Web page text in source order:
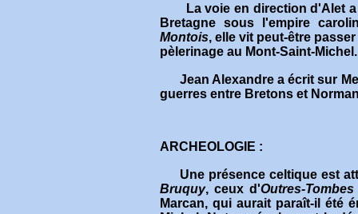
La voie en direction d'Alet a
Bretagne sous l'empire
Montois, elle vit peut-être
pèlerinage au Mont-Saint-Michel.
Jean Alexandre a écrit sur
guerres entre Bretons et
ARCHEOLOGIE :
Une présence celtique est
Bruquy, ceux d'Outres-
Marcan, qui aurait paraît-il été